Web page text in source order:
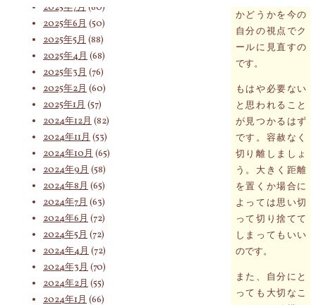
対
かどうかを今の
自分の視点でク
ールに見直すの
です。
もはや必要ない
と思われること
が見つかるはず
です。容赦なく
切り離しましょ
う。大きく距離
を置くか場合に
よっては思い切
って切り捨てて
しまってもいい
のです。
また、自分にと
っても大切なこ
2025年7月 (60)
2025年6月 (50)
2025年5月 (88)
2025年4月 (68)
2025年3月 (76)
2025年2月 (60)
2025年1月 (57)
2024年12月 (82)
2024年11月 (53)
2024年10月 (65)
2024年9月 (58)
2024年8月 (65)
2024年7月 (63)
2024年6月 (72)
2024年5月 (72)
2024年4月 (72)
2024年3月 (70)
2024年2月 (55)
2024年1月 (66)